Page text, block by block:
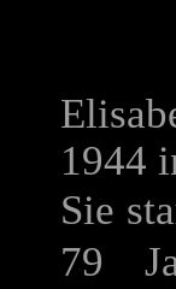
1944
Sie
79